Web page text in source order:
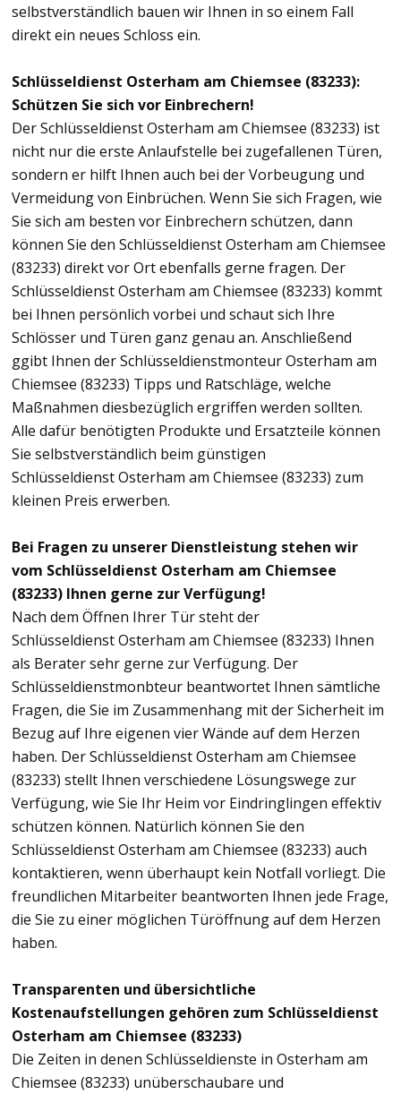
selbstverständlich bauen wir Ihnen in so einem Fall
direkt ein neues Schloss ein.
Schlüsseldienst Osterham am Chiemsee (83233):
Schützen Sie sich vor Einbrechern!
Der Schlüsseldienst Osterham am Chiemsee (83233) ist
nicht nur die erste Anlaufstelle bei zugefallenen Türen,
sondern er hilft Ihnen auch bei der Vorbeugung und
Vermeidung von Einbrüchen. Wenn Sie sich Fragen, wie
Sie sich am besten vor Einbrechern schützen, dann
können Sie den Schlüsseldienst Osterham am Chiemsee
(83233) direkt vor Ort ebenfalls gerne fragen. Der
Schlüsseldienst Osterham am Chiemsee (83233) kommt
bei Ihnen persönlich vorbei und schaut sich Ihre
Schlösser und Türen ganz genau an. Anschließend
ggibt Ihnen der Schlüsseldienstmonteur Osterham am
Chiemsee (83233) Tipps und Ratschläge, welche
Maßnahmen diesbezüglich ergriffen werden sollten.
Alle dafür benötigten Produkte und Ersatzteile können
Sie selbstverständlich beim günstigen
Schlüsseldienst Osterham am Chiemsee (83233) zum
kleinen Preis erwerben.
Bei Fragen zu unserer Dienstleistung stehen wir
vom Schlüsseldienst Osterham am Chiemsee
(83233) Ihnen gerne zur Verfügung!
Nach dem Öffnen Ihrer Tür steht der
Schlüsseldienst Osterham am Chiemsee (83233) Ihnen
als Berater sehr gerne zur Verfügung. Der
Schlüsseldienstmonbteur beantwortet Ihnen sämtliche
Fragen, die Sie im Zusammenhang mit der Sicherheit im
Bezug auf Ihre eigenen vier Wände auf dem Herzen
haben. Der Schlüsseldienst Osterham am Chiemsee
(83233) stellt Ihnen verschiedene Lösungswege zur
Verfügung, wie Sie Ihr Heim vor Eindringlingen effektiv
schützen können. Natürlich können Sie den
Schlüsseldienst Osterham am Chiemsee (83233) auch
kontaktieren, wenn überhaupt kein Notfall vorliegt. Die
freundlichen Mitarbeiter beantworten Ihnen jede Frage,
die Sie zu einer möglichen Türöffnung auf dem Herzen
haben.
Transparenten und übersichtliche
Kostenaufstellungen gehören zum Schlüsseldienst
Osterham am Chiemsee (83233)
Die Zeiten in denen Schlüsseldienste in Osterham am
Chiemsee (83233) unüberschaubare und